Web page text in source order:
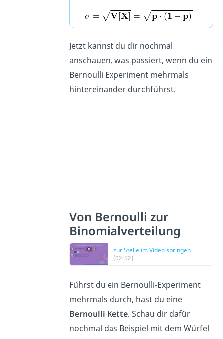
Jetzt kannst du dir nochmal
anschauen, was passiert, wenn du ein
Bernoulli Experiment mehrmals
hintereinander durchführst.
Von Bernoulli zur
Binomialverteilung
zur Stelle im Video springen
(02:52)
Führst du ein Bernoulli-Experiment
mehrmals durch, hast du eine
Bernoulli Kette. Schau dir dafür
nochmal das Beispiel mit dem Würfel